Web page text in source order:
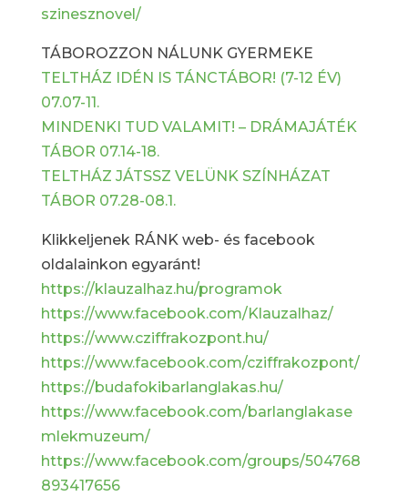
szinesznovel/
TÁBOROZZON NÁLUNK GYERMEKE
TELTHÁZ IDÉN IS TÁNCTÁBOR! (7-12 ÉV)
07.07-11.
MINDENKI TUD VALAMIT! – DRÁMAJÁTÉK
TÁBOR 07.14-18.
TELTHÁZ JÁTSSZ VELÜNK SZÍNHÁZAT
TÁBOR 07.28-08.1.
Klikkeljenek RÁNK web- és facebook
oldalainkon egyaránt!
https://klauzalhaz.hu/programok
https://www.facebook.com/Klauzalhaz/
https://www.cziffrakozpont.hu/
https://www.facebook.com/cziffrakozpont/
https://budafokibarlanglakas.hu/
https://www.facebook.com/barlanglakase
mlekmuzeum/
https://www.facebook.com/groups/504768
893417656